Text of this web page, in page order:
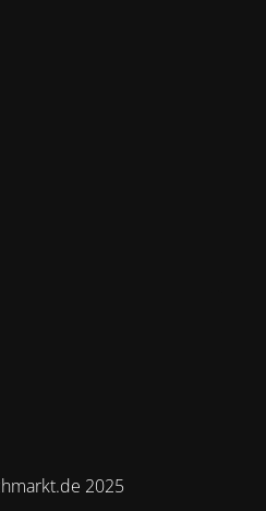
2025